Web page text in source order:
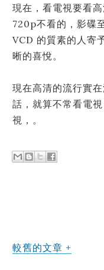
現在，看電視要看
720p不看的，影碟
VCD 的質素的人寄
晰的喜悅。
現在高清的流行實
話，就算不常看電
視，。
較舊的文章